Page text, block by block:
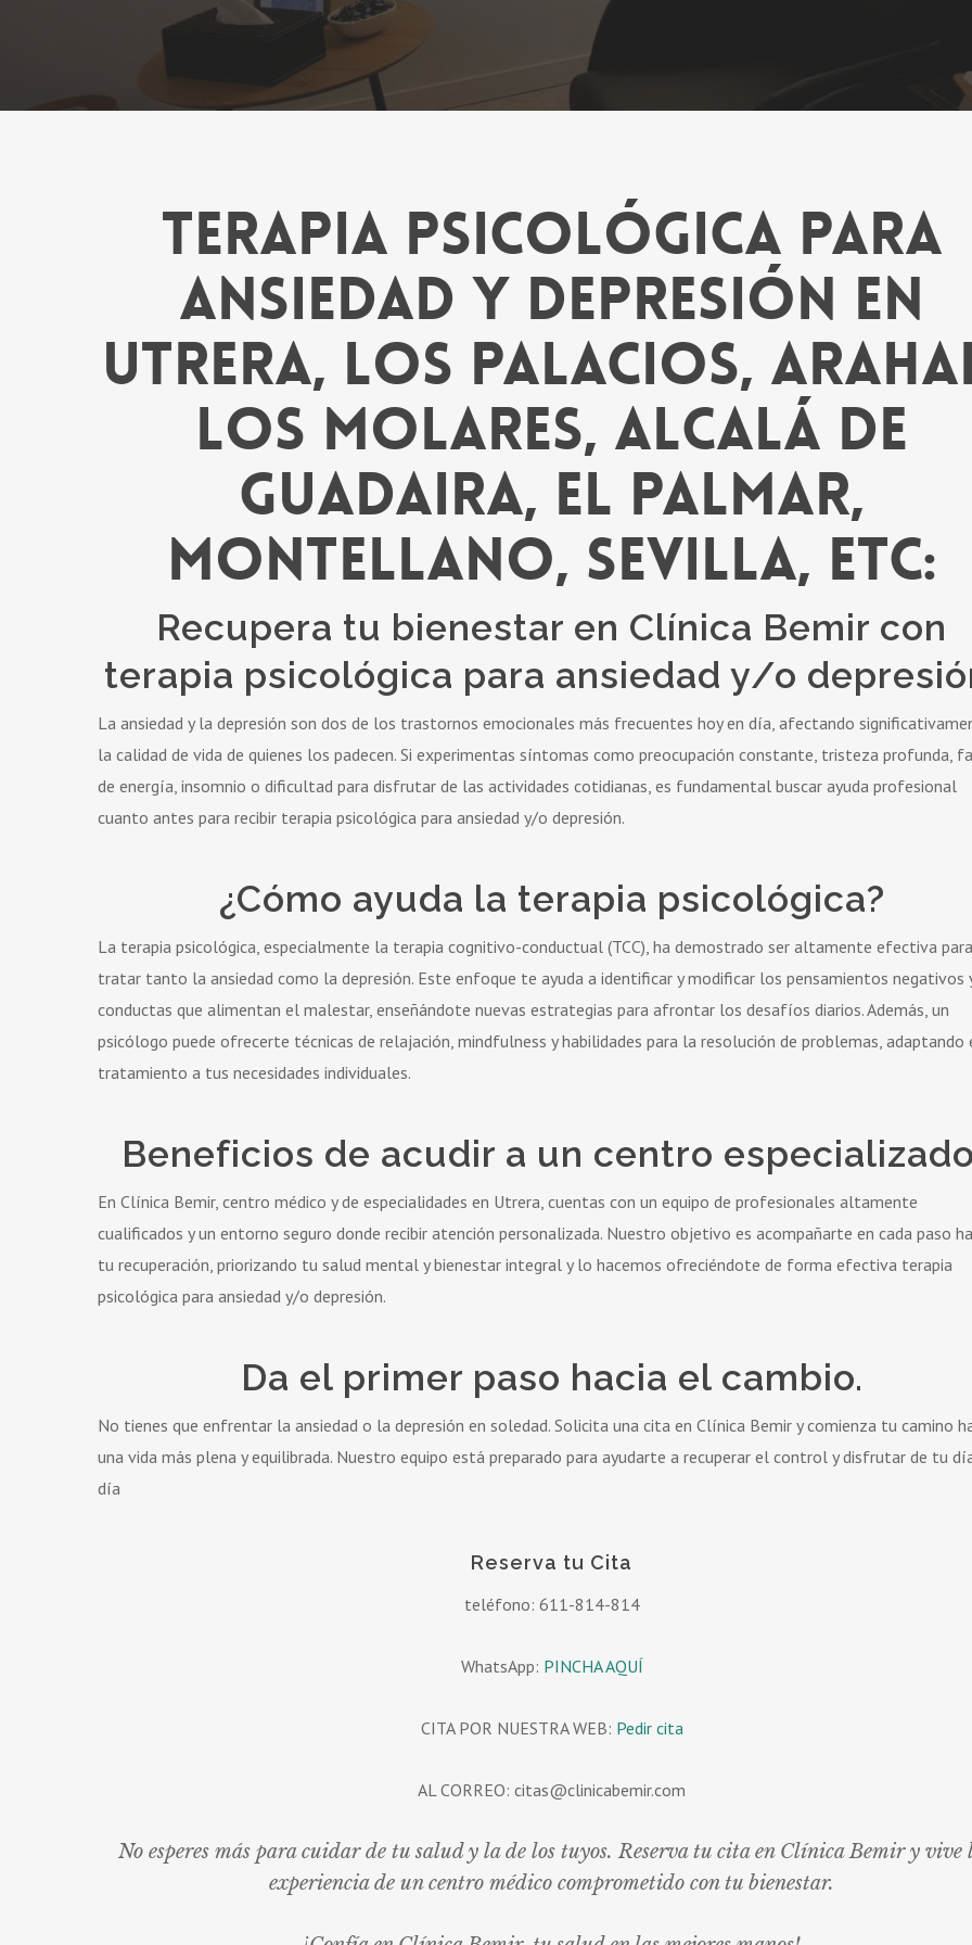
Terapia psicológica para
ansiedad y depresión en
Utrera, Los Palacios,
Los Molares, Alcalá de
Guadaira, El Palmar,
Montellano, Sevilla, etc:
Recupera tu bienestar en Clínica Bemir con
terapia psicológica para ansiedad y/o
La ansiedad y la depresión son dos de los trastornos emocionales más frecuentes hoy en día, afectando
la calidad de vida de quienes los padecen. Si experimentas síntomas como preocupación constante, tristeza profunda,
de energía, insomnio o dificultad para disfrutar de las actividades cotidianas, es fundamental buscar ayuda profesional
cuanto antes para recibir terapia psicológica para ansiedad y/o depresión.
¿Cómo ayuda la terapia psicológica?
La terapia psicológica, especialmente la terapia cognitivo-conductual (TCC), ha demostrado ser altamente efectiva para
tratar tanto la ansiedad como la depresión. Este enfoque te ayuda a identificar y modificar los pensamientos negativos
conductas que alimentan el malestar, enseñándote nuevas estrategias para afrontar los desafíos diarios. Además, un
psicólogo puede ofrecerte técnicas de relajación, mindfulness y habilidades para la resolución de problemas, adaptando
tratamiento a tus necesidades individuales.
Beneficios de acudir a un centro
En Clínica Bemir, centro médico y de especialidades en Utrera, cuentas con un equipo de profesionales altamente
cualificados y un entorno seguro donde recibir atención personalizada. Nuestro objetivo es acompañarte en cada paso
tu recuperación, priorizando tu salud mental y bienestar integral y lo hacemos ofreciéndote de forma efectiva terapia
psicológica para ansiedad y/o depresión.
Da el primer paso hacia el cambio.
No tienes que enfrentar la ansiedad o la depresión en soledad. Solicita una cita en Clínica Bemir y comienza tu camino
una vida más plena y equilibrada. Nuestro equipo está preparado para ayudarte a recuperar el control y disfrutar de tu
día
Reserva tu Cita
teléfono: 611-814-814
WhatsApp: PINCHA AQUÍ
CITA POR NUESTRA WEB: Pedir cita
AL CORREO: citas@clinicabemir.com
No esperes más para cuidar de tu salud y la de los tuyos. Reserva tu cita en Clínica Bemir y vive
experiencia de un centro médico comprometido con tu bienestar.